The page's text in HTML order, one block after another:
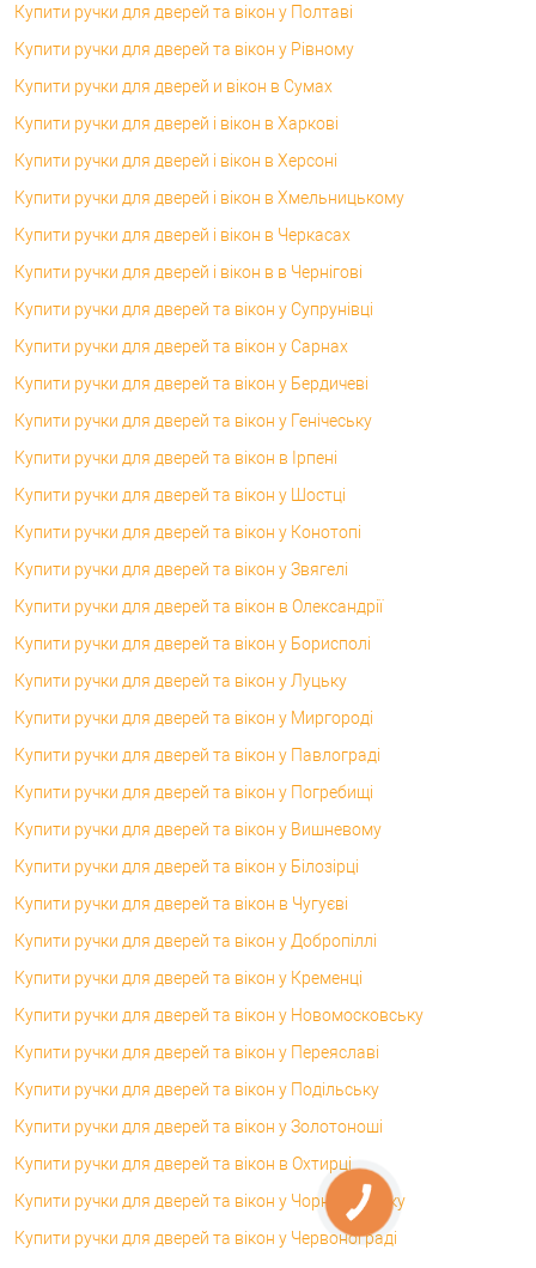
Купити ручки для дверей та вікон у Полтаві
Купити ручки для дверей та вікон у Рівному
Купити ручки для дверей и вікон в Сумах
Купити ручки для дверей і вікон в Харкові
Купити ручки для дверей і вікон в Херсоні
Купити ручки для дверей і вікон в Хмельницькому
Купити ручки для дверей і вікон в Черкасах
Купити ручки для дверей і вікон в в Чернігові
Купити ручки для дверей та вікон у Супрунівці
Купити ручки для дверей та вікон у Сарнах
Купити ручки для дверей та вікон у Бердичеві
Купити ручки для дверей та вікон у Генічеську
Купити ручки для дверей та вікон в Ірпені
Купити ручки для дверей та вікон у Шостці
Купити ручки для дверей та вікон у Конотопі
Купити ручки для дверей та вікон у Звягелі
Купити ручки для дверей та вікон в Олександрії
Купити ручки для дверей та вікон у Борисполі
Купити ручки для дверей та вікон у Луцьку
Купити ручки для дверей та вікон у Миргороді
Купити ручки для дверей та вікон у Павлограді
Купити ручки для дверей та вікон у Погребищі
Купити ручки для дверей та вікон у Вишневому
Купити ручки для дверей та вікон у Білозірці
Купити ручки для дверей та вікон в Чугуєві
Купити ручки для дверей та вікон у Добропіллі
Купити ручки для дверей та вікон у Кременці
Купити ручки для дверей та вікон у Новомосковську
Купити ручки для дверей та вікон у Переяславі
Купити ручки для дверей та вікон у Подільську
Купити ручки для дверей та вікон у Золотоноші
Купити ручки для дверей та вікон в Охтирці
Купити ручки для дверей та вікон у Чорноморську
Купити ручки для дверей та вікон у Червонограді